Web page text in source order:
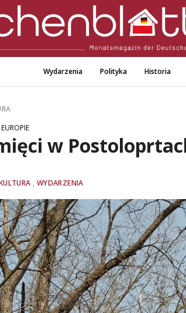
Wydarzenia Polityka Historia
w
, WYDARZENIA